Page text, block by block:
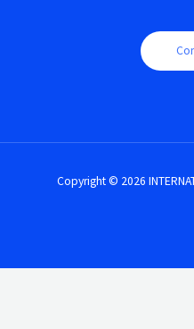
Copyright © 2026